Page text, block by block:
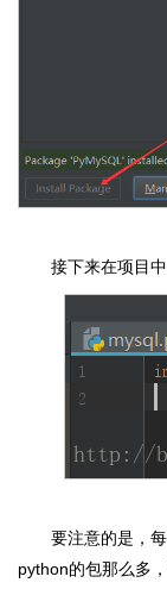
接下来在项目
要注意的是，
python的包那么多